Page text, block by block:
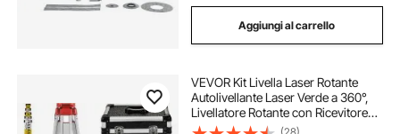
Aggiungi al carrello
VEVOR Kit Livella Laser Rotante
Autolivellante Laser Verde a 360°,
Livellatore Rotante con Ricevitore
Automatico 500M/1640 FT,